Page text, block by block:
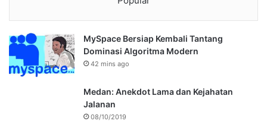
MySpace Bersiap Kembali Tantang
Dominasi Algoritma Modern
42 mins ago
Medan: Anekdot Lama dan Kejahatan
Jalanan
08/10/2019